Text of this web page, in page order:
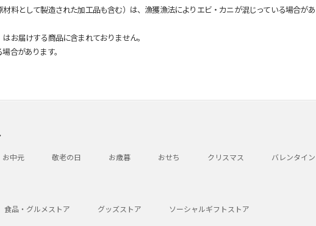
料として製造された加工品も含む）は、漁獲漁法によりエビ・カニが混じっている場合が
お届けする商品に含まれておりません。
合があります。
お中元 敬老の日 お歳暮 おせち クリスマス バレンタイン
食品・グルメストア グッズストア ソーシャルギフトストア